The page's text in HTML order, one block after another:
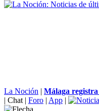
La Noción | Málaga
| Chat | Foro | App |